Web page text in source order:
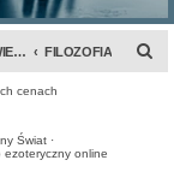
RELIGIE - WIERZENIA - CUDA FILOZOFIA
Świat·
ezoteryczny online